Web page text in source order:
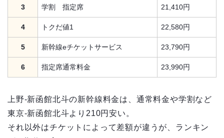
3 学割 指定席 21,410円
4 トクだ値1 22,580円
5 新幹線eチケットサービス 23,790円
6 指定席通常料金 23,990円
上野-新函館北斗の新幹線料金は、通常料金や学割など
東京-新函館北斗より210円安い。
それ以外はチケットによって差額が違うが、ランキン